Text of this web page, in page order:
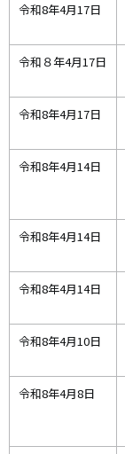
令和8年4月17日
令和８年4月17日
令和8年4月17日
令和8年4月14日
令和8年4月14日
令和8年4月14日
令和8年4月10日
令和8年4月8日